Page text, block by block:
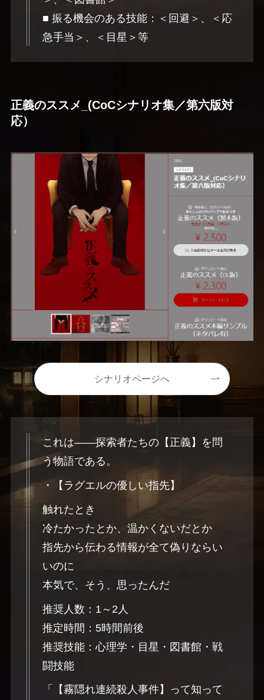
■ 振る機会のある技能：＜回避＞、＜応
急手当＞、＜目星＞等
正義のススメ_(CoCシナリオ集／第六版対
応）
シナリオページへ
これは――探索者たちの【正義】を問
う物語である。
・【ラグエルの優しい指先】
触れたとき
冷たかったとか、温かくないだとか
指先から伝わる情報が全て偽りならい
いのに
本気で、そう、思ったんだ
推奨人数：1～2人
推定時間：5時間前後
推奨技能：心理学・目星・図書館・戦
闘技能
「【霧隠れ連続殺人事件】って知って